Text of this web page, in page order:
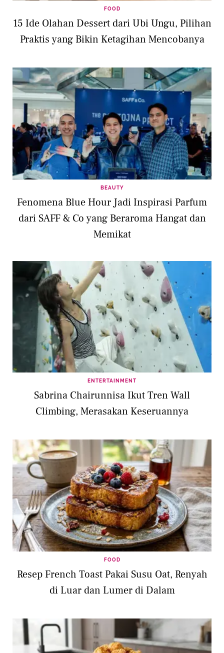
FOOD
15 Ide Olahan Dessert dari Ubi Ungu, Pilihan
Praktis yang Bikin Ketagihan Mencobanya
BEAUTY
Fenomena Blue Hour Jadi Inspirasi Parfum
dari SAFF & Co yang Beraroma Hangat dan
Memikat
ENTERTAINMENT
Sabrina Chairunnisa Ikut Tren Wall
Climbing, Merasakan Keseruannya
FOOD
Resep French Toast Pakai Susu Oat, Renyah
di Luar dan Lumer di Dalam